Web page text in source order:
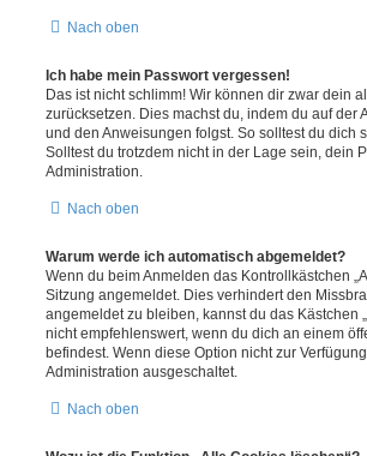
Nach oben
Ich habe mein Passwort vergessen!
Das ist nicht schlimm! Wir können dir zwar dein
zurücksetzen. Dies machst du, indem du auf der
und den Anweisungen folgst. So solltest du dich
Solltest du trotzdem nicht in der Lage sein, dein
Administration.
Nach oben
Warum werde ich automatisch abgemeldet?
Wenn du beim Anmelden das Kontrollkästchen
Sitzung angemeldet. Dies verhindert den
angemeldet zu bleiben, kannst du das Kästchen
nicht empfehlenswert, wenn du dich an einem
befindest. Wenn diese Option nicht zur
Administration ausgeschaltet.
Nach oben